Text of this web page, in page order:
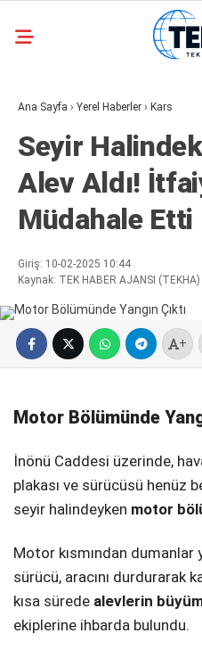
ASAYIŞ
GÜNDEM
GENEL
POLITIKA
SIYASET
DÜNYA
SERVISLER
Ana Sayfa › Yerel Haberler › Kars
Seyir
Alev Aldı!
Müdahale Etti
Giriş: 10-02-2025 10:44
Kaynak: TEK HABER AJANSI (TEKHA)
+
Motor Bölümünde
İnönü Caddesi üzerinde,
plakası ve sürücüsü henüz
seyir halindeyken motor
Motor kısmından
sürücü, aracını durdurarak
kısa sürede alevlerin
ekiplerine ihbarda bulundu.